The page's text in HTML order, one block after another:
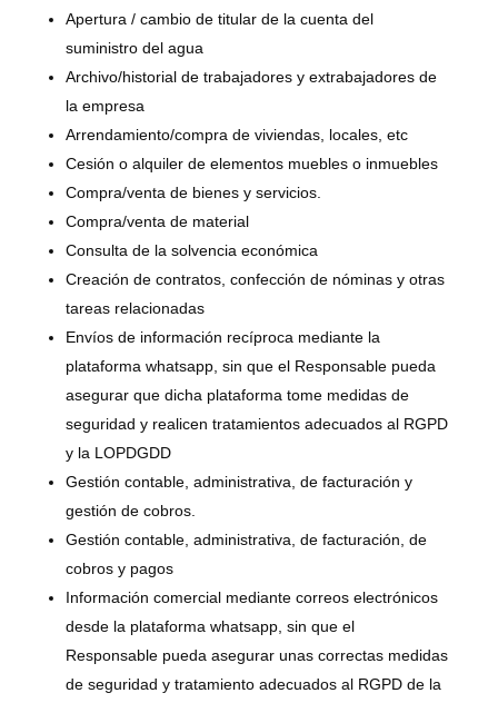
Apertura / cambio de titular de la cuenta del
suministro del agua
Archivo/historial de trabajadores y extrabajadores de
la empresa
Arrendamiento/compra de viviendas, locales, etc
Cesión o alquiler de elementos muebles o inmuebles
Compra/venta de bienes y servicios.
Compra/venta de material
Consulta de la solvencia económica
Creación de contratos, confección de nóminas y otras
tareas relacionadas
Envíos de información recíproca mediante la
plataforma whatsapp, sin que el Responsable pueda
asegurar que dicha plataforma tome medidas de
seguridad y realicen tratamientos adecuados al RGPD
y la LOPDGDD
Gestión contable, administrativa, de facturación y
gestión de cobros.
Gestión contable, administrativa, de facturación, de
cobros y pagos
Información comercial mediante correos electrónicos
desde la plataforma whatsapp, sin que el
Responsable pueda asegurar unas correctas medidas
de seguridad y tratamiento adecuados al RGPD de la